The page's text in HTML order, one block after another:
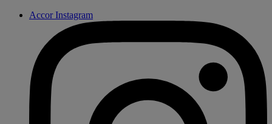
Accor Instagram